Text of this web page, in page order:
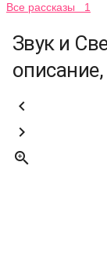
Все рассказы 1
Звук и


